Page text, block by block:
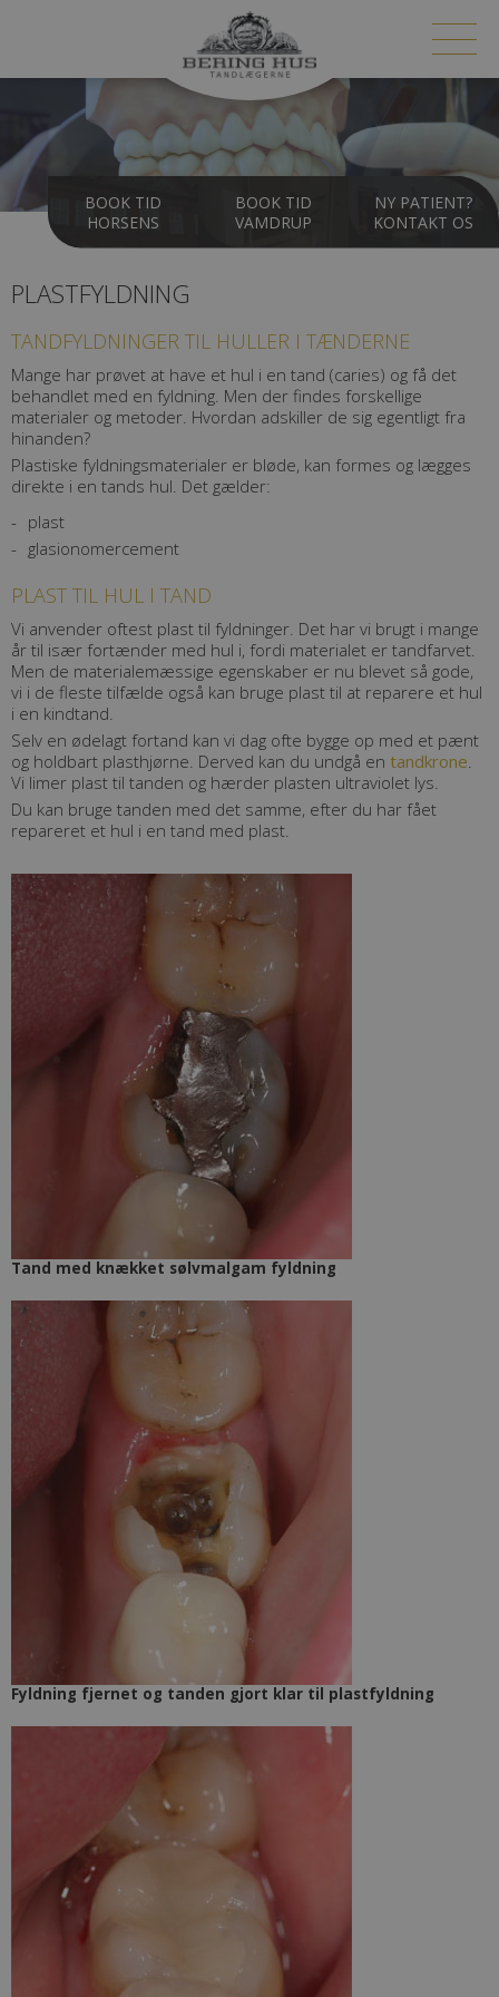
BOOK TID
HORSENS
BOOK TID
VAMDRUP
NY PATIENT?
KONTAKT OS
PLASTFYLDNING
TANDFYLDNINGER TIL HULLER I TÆNDERNE
Mange har prøvet at have et hul i en tand (caries) og få det
behandlet med en fyldning. Men der findes forskellige
materialer og metoder. Hvordan adskiller de sig egentligt fra
hinanden?
Plastiske fyldningsmaterialer er bløde, kan formes og lægges
direkte i en tands hul. Det gælder:
plast
glasionomercement
PLAST TIL HUL I TAND
Vi anvender oftest plast til fyldninger. Det har vi brugt i mange
år til især fortænder med hul i, fordi materialet er tandfarvet.
Men de materialemæssige egenskaber er nu blevet så gode,
vi i de fleste tilfælde også kan bruge plast til at reparere et hul
i en kindtand.
Selv en ødelagt fortand kan vi dag ofte bygge op med et pænt
og holdbart plasthjørne. Derved kan du undgå en tandkrone.
Vi limer plast til tanden og hærder plasten ultraviolet lys.
Du kan bruge tanden med det samme, efter du har fået
repareret et hul i en tand med plast.
Tand med knækket sølvmalgam fyldning
Fyldning fjernet og tanden gjort klar til plastfyldning